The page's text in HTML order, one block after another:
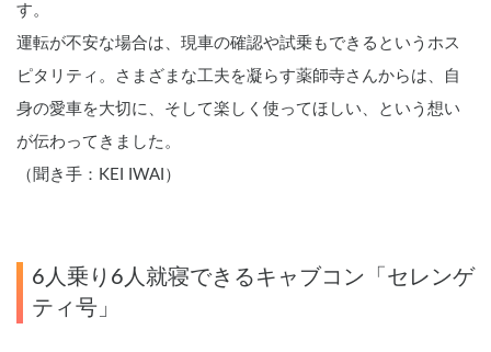
す。
運転が不安な場合は、現車の確認や試乗もできるというホス
ピタリティ。さまざまな工夫を凝らす薬師寺さんからは、自
身の愛車を大切に、そして楽しく使ってほしい、という想い
が伝わってきました。
（聞き手：KEI IWAI）
6人乗り6人就寝できるキャブコン「セレンゲ
ティ号」